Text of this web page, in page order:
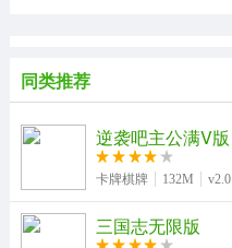
同类推荐
逆袭吧主公满V版
卡牌棋牌 132M v2.0
三国志无限版